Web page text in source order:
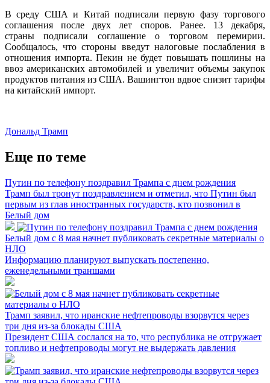
В среду США и Китай подписали первую фазу торгового
соглашения после двух лет споров. Ранее. 13 декабря,
страны подписали соглашение о торговом перемирии.
Сообщалось, что стороны введут налоговые послабления в
отношения импорта. Пекин не будет повышать пошлины на
ввоз американских автомобилей и увеличит объемы закупок
продуктов питания из США. Вашингтон вдвое снизит тарифы
на китайский импорт.
Дональд Трамп
Еще по теме
Путин по телефону поздравил Трампа с днем рождения
Трамп был тронут поздравлением и отметил, что Путин был
первым из глав иностранных государств, кто позвонил в
Белый дом
Белый дом с 8 мая начнет публиковать секретные материалы о
НЛО
Информацию планируют выпускать постепенно,
еженедельными траншами
Трамп заявил, что иранские нефтепроводы взорвутся через
три дня из-за блокады США
Президент США сослался на то, что республика не отгружает
топливо и нефтепроводы могут не выдержать давления